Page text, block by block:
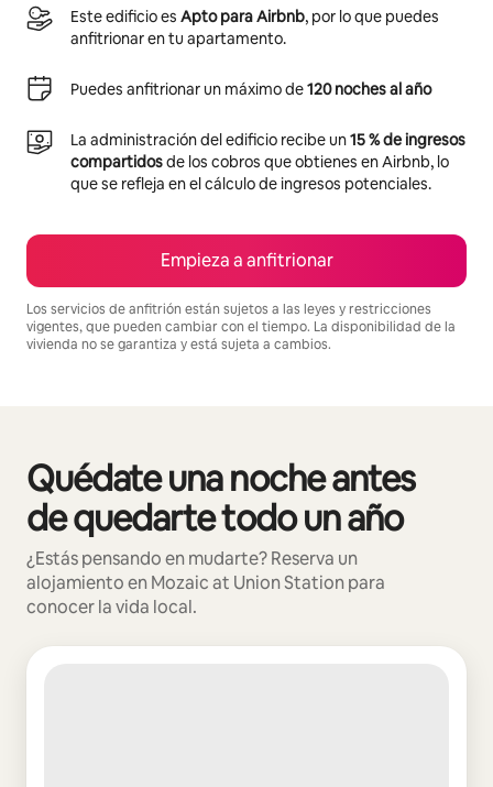
Este edificio es Apto para Airbnb, por lo que puedes
anfitrionar en tu apartamento.
Puedes anfitrionar un máximo de120 noches al año
La administración del edificio recibe un15 % de ingresos
compartidosde los cobros que obtienes en Airbnb, lo
que se refleja en el cálculo de ingresos potenciales.
Empieza a anfitrionar
Los servicios de anfitrión están sujetos a las leyes y restricciones
vigentes, que pueden cambiar con el tiempo. La disponibilidad de la
vivienda no se garantiza y está sujeta a cambios.
Quédate una noche antes
de quedarte todo un año
¿Estás pensando en mudarte? Reserva un
alojamiento en Mozaic at Union Station para
conocer la vida local.
Se muestran0 de 0 elementos